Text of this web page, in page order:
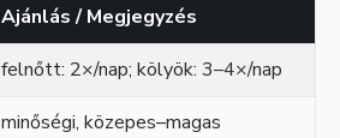
Ajánlás / Megjegyzés
felnőtt: 2×/nap; kölyök: 3–4×/nap
minőségi, közepes–magas